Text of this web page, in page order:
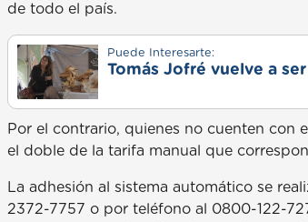
de todo el país.
Puede Interesarte:
Tomás Jofré vuelve a
Por el contrario, quienes no cuenten con
el doble de la tarifa manual que
La adhesión al sistema automático se
2372-7757 o por teléfono al 0800-122-